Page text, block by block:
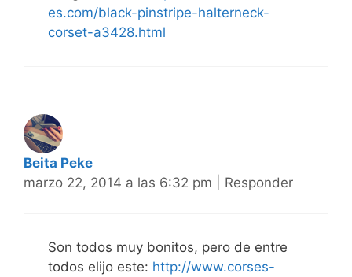
es.com/black-pinstripe-halterneck-
corset-a3428.html
Beita Peke
marzo 22, 2014 a las 6:32 pm
Responder
Son todos muy bonitos, pero de entre
todos elijo este: http://www.corses-